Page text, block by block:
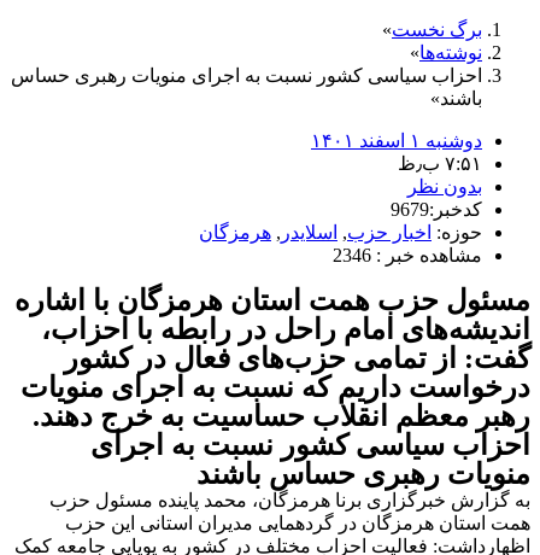
برگ نخست
نوشته‌ها
احزاب سیاسی کشور نسبت به اجرای منویات رهبری حساس
باشند
دوشنبه ۱ اسفند ۱۴۰۱
۷:۵۱ ب٫ظ
بدون نظر
کدخبر:9679
حوزه: اخبار حزب, اسلایدر , هرمزگان
مشاهده خبر : 2346
مسئول حزب همت استان هرمزگان با اشاره
اندیشه‌های امام راحل در رابطه با احزاب،
گفت: از تمامی حزب‌های فعال در کشور
درخواست داریم که نسبت به اجرای منویات
رهبر معظم انقلاب حساسیت به خرج دهند.
احزاب سیاسی کشور نسبت به اجرای
منویات رهبری حساس باشند
به گزارش خبرگزاری برنا هرمزگان، محمد پاینده مسئول حزب
همت استان هرمزگان در گردهمایی مدیران استانی این حزب
اظهارداشت: فعالیت احزاب مختلف در کشور به پویایی جامعه کمک